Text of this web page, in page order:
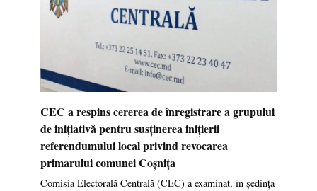
CEC a respins cererea de înregistrare a grupului
de inițiativă pentru susținerea inițierii
referendumului local privind revocarea
primarului comunei Coșnița
Comisia Electorală Centrală (CEC) a examinat, în ședința